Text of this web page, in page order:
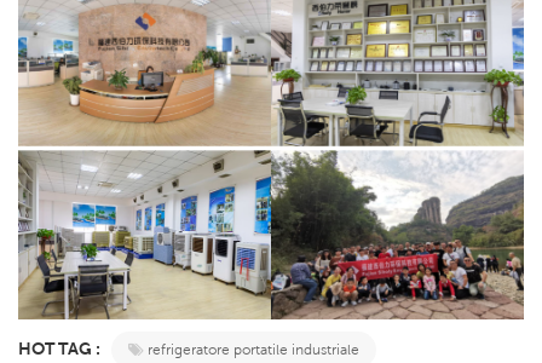
HOT TAG :
refrigeratore portatile industriale